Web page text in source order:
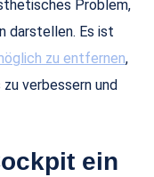
Problem,
darstellen. Es ist
zu entfernen,
verbessern und
ein